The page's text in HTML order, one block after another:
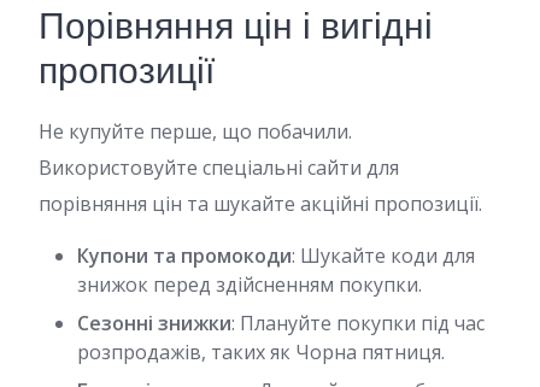
Порівняння цін і вигідні
пропозиції
Не купуйте перше, що побачили.
Використовуйте спеціальні сайти для
порівняння цін та шукайте акційні пропозиції.
Купони та промокоди: Шукайте коди для
знижок перед здійсненням покупки.
Сезонні знижки: Плануйте покупки під час
розпродажів, таких як Чорна пятниця.